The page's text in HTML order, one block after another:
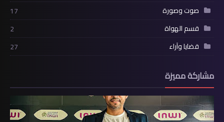
صوت وصورة
17
قسم الهواة
2
قضايا وآراء
27
مشاركة مميزة